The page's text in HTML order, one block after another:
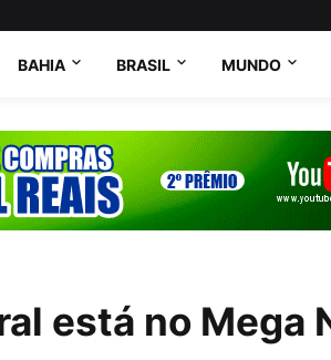
BAHIA BRASIL MUNDO
está no Mega